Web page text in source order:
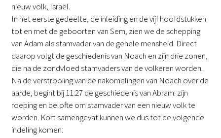
nieuw volk, Israël.
In het eerste gedeelte, de inleiding en de vijf hoofdstukken
tot en met de geboorten van Sem, zien we de schepping
van Adam als stamvader van de gehele mensheid. Direct
daarop volgt de geschiedenis van Noach en zijn drie zonen,
die na de zondvloed stamvaders van de volkeren worden.
Na de verstrooiing van de nakomelingen van Noach over de
aarde, begint bij 11:27 de geschiedenis van Abram: zijn
roeping en belofte om stamvader van een nieuw volk te
worden. Kort samengevat kunnen we dus tot de volgende
indeling komen: